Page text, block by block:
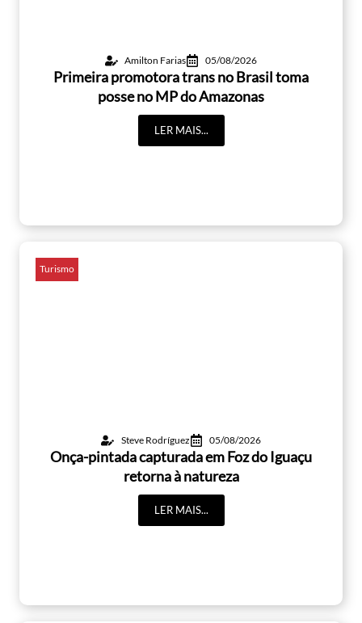
Amilton Farias 05/08/2026
Primeira promotora trans no Brasil toma
posse no MP do Amazonas
LER MAIS...
Turismo
Steve Rodríguez 05/08/2026
Onça-pintada capturada em Foz do Iguaçu
retorna à natureza
LER MAIS...